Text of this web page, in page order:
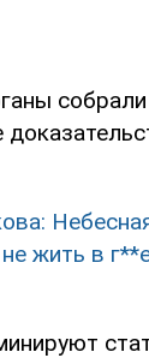
собрали
жить в